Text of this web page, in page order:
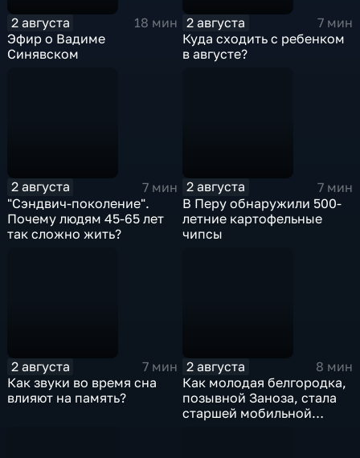
2 августа
18 мин
Эфир о Вадиме
Синявском
2 августа
7 мин
Куда сходить с ребенком
в августе?
2 августа
7 мин
"Сэндвич-поколение".
Почему людям 45-65 лет
так сложно жить?
2 августа
7 мин
В Перу обнаружили 500-
летние картофельные
чипсы
2 августа
7 мин
Как звуки во время сна
влияют на память?
2 августа
8 мин
Как молодая белгородка,
позывной Заноза, стала
старшей мобильной